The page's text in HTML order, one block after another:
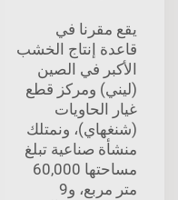
يقع مقرنا في
قاعدة إنتاج الخشب
الأكبر في الصين
(ليني) ومركز قطع
غيار الحاويات
(شنغهاي)، ونمتلك
منشأة صناعية تبلغ
مساحتها 60,000
متر مربع، و9